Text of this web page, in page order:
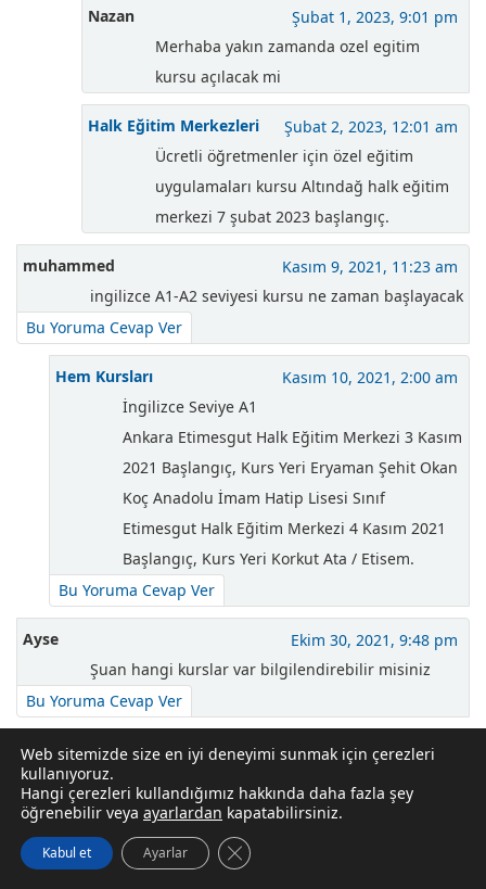
Nazan
Şubat 1, 2023, 9:01 pm
Merhaba yakın zamanda ozel egitim
kursu açılacak mi
Halk Eğitim Merkezleri
Şubat 2, 2023, 12:01 am
Ücretli öğretmenler için özel eğitim
uygulamaları kursu Altındağ halk eğitim
merkezi 7 şubat 2023 başlangıç.
muhammed
Kasım 9, 2021, 11:23 am
ingilizce A1-A2 seviyesi kursu ne zaman başlayacak
Bu Yoruma Cevap Ver
Hem Kursları
Kasım 10, 2021, 2:00 am
İngilizce Seviye A1
Ankara Etimesgut Halk Eğitim Merkezi 3 Kasım
2021 Başlangıç, Kurs Yeri Eryaman Şehit Okan
Koç Anadolu İmam Hatip Lisesi Sınıf
Etimesgut Halk Eğitim Merkezi 4 Kasım 2021
Başlangıç, Kurs Yeri Korkut Ata / Etisem.
Bu Yoruma Cevap Ver
Ayse
Ekim 30, 2021, 9:48 pm
Şuan hangi kurslar var bilgilendirebilir misiniz
Bu Yoruma Cevap Ver
Özen
Ekim 1, 2021, 3:17 pm
Motorlu Tasitlar direksiyon egiticisi olmak
istiyorum kursunuz acilacak mi acaba
Bu Yoruma Cevap Ver
Web sitemizde size en iyi deneyimi sunmak için çerezleri
kullanıyoruz.
Hangi çerezleri kullandığımız hakkında daha fazla şey
öğrenebilir veya ayarlardan kapatabilirsiniz.
Kabul et Ayarlar GDPR çerez şeridini kapat